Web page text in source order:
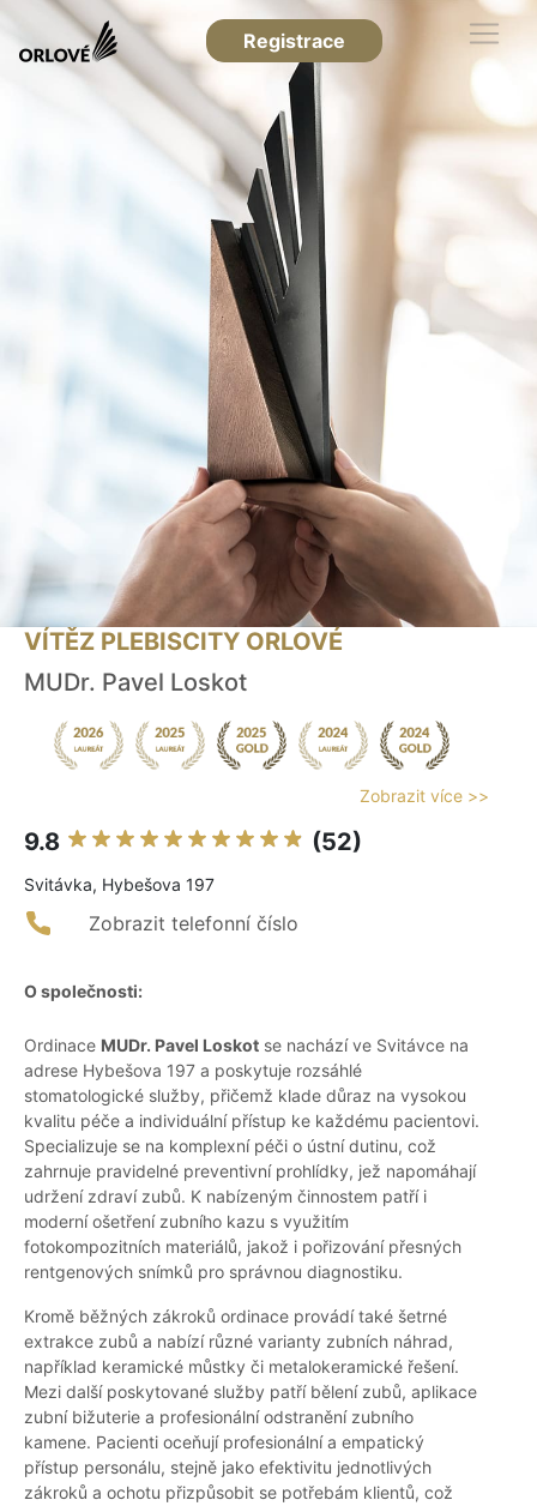
Registrace
VÍTĚZ PLEBISCITY ORLOVÉ
MUDr. Pavel Loskot
Zobrazit více >>
9.8 (52)
Svitávka, Hybešova 197
Zobrazit telefonní číslo
O společnosti:
Ordinace MUDr. Pavel Loskot se nachází ve Svitávce na
adrese Hybešova 197 a poskytuje rozsáhlé
stomatologické služby, přičemž klade důraz na vysokou
kvalitu péče a individuální přístup ke každému pacientovi.
Specializuje se na komplexní péči o ústní dutinu, což
zahrnuje pravidelné preventivní prohlídky, jež napomáhají
udržení zdraví zubů. K nabízeným činnostem patří i
moderní ošetření zubního kazu s využitím
fotokompozitních materiálů, jakož i pořizování přesných
rentgenových snímků pro správnou diagnostiku.
Kromě běžných zákroků ordinace provádí také šetrné
extrakce zubů a nabízí různé varianty zubních náhrad,
například keramické můstky či metalokeramické řešení.
Mezi další poskytované služby patří bělení zubů, aplikace
zubní bižuterie a profesionální odstranění zubního
kamene. Pacienti oceňují profesionální a empatický
přístup personálu, stejně jako efektivitu jednotlivých
zákroků a ochotu přizpůsobit se potřebám klientů, což